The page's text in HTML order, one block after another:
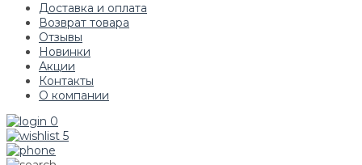
Доставка и оплата
Возврат товара
Отзывы
Новинки
Акции
Контакты
О компании
0
5